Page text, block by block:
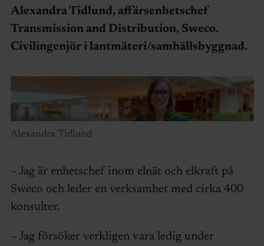
Alexandra Tidlund, affärsenhetschef
Transmission and Distribution, Sweco.
Civilingenjör i lantmäteri/samhällsbyggnad.
Alexandra Tidlund
– Jag är enhetschef inom elnät och elkraft på
Sweco och leder en verksamhet med cirka 400
konsulter.
– Jag försöker verkligen vara ledig under